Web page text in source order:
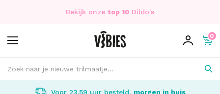
Bekijk onze top 10 Dildo's
0
Voor 23.59 uur besteld, morgen in huis